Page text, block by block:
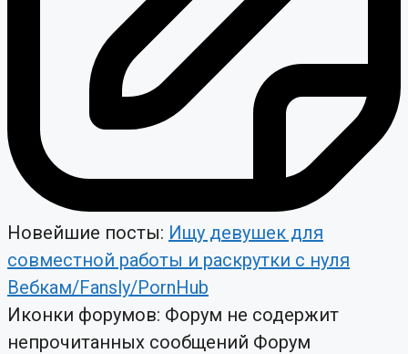
Новейшие посты: Ищу девушек для
совместной работы и раскрутки с нуля
Вебкам/Fansly/PornHub
Иконки форумов: Форум не содержит
непрочитанных сообщений Форум